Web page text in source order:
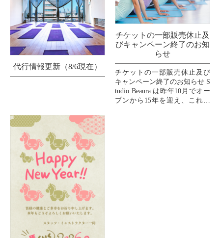
代行情報更新（8/6現在）
チケットの一部販売休止及
びキャンペーン終了のお知
らせ
チケットの一部販売休止及び
キャンペーン終了のお知らせ S
tudio Beaura は昨年10月でオー
プンから15年を迎え、これま